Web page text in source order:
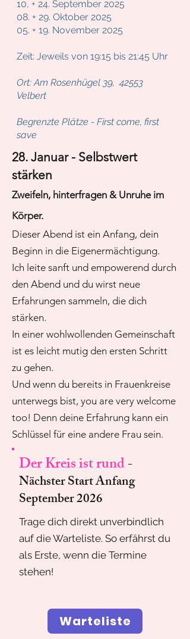
10, + 24. September 2025
08. + 29. Oktober 2025
05. + 19. November 2025
Zeit: Jeweils von 19:15 bis 21:45 Uhr
Ort: Am Rosenhügel 39, 42553
Velbert
Begrenzte Plätze - First come, first
save
28. Januar - Selbstwert
stärken
Zweifeln, hinterfragen & Unruhe im
Körper.
Dieser Abend ist ein Anfang, dein
Beginn in die Eigenermächtigung.
Ich leite sanft und empowerend durch
den Abend und du wirst neue
Erfahrungen sammeln, die dich
stärken.
In einer wohlwollenden Gemeinschaft
ist es leicht mutig den ersten Schritt
zu gehen.
Und wenn du bereits in Frauenkreise
unterwegs bist, you are very welcome
too! Denn deine Erfahrung kann ein
Schlüssel für eine andere Frau sein.
Der Kreis ist rund-
Nächster Start Anfang
September 2026
Trage dich direkt unverbindlich
auf die Warteliste. So erfährst du
als Erste, wenn die Termine
stehen!
Warteliste